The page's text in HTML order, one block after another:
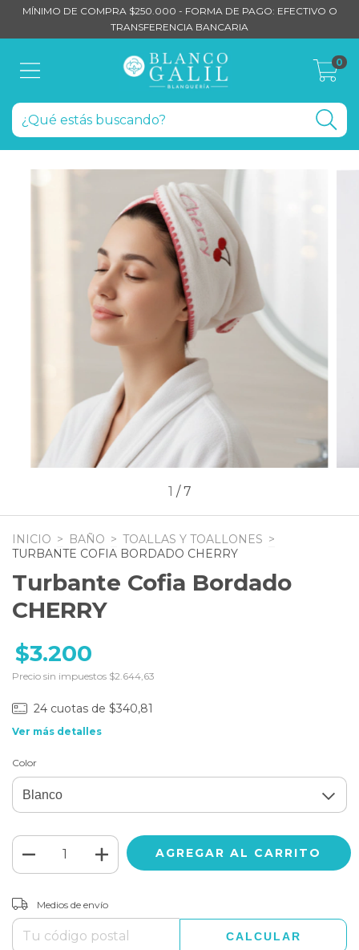
MÍNIMO DE COMPRA $250.000 - FORMA DE PAGO: EFECTIVO O
TRANSFERENCIA BANCARIA
0
1 /7
INICIO > BAÑO > TOALLAS Y TOALLONES >
TURBANTE COFIA BORDADO CHERRY
Turbante Cofia Bordado
CHERRY
$3.200
Precio sin impuestos $2.644,63
24 cuotas de $340,81
Ver más detalles
Color
Entregas para el CP:
Medios de envío
CALCULAR